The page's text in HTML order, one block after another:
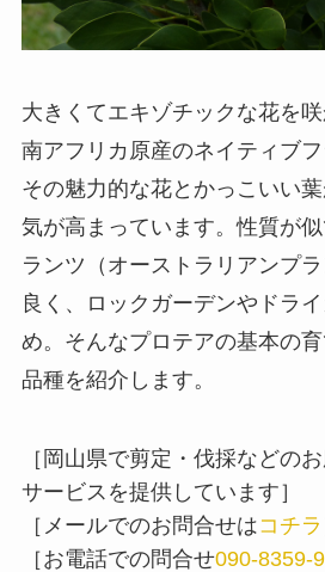
大きくてエキゾチックな花を咲
南アフリカ原産のネイティブ
その魅力的な花とかっこいい
気が高まっています。性質が
ランツ（オーストラリアンプ
良く、ロックガーデンやドラ
め。そんなプロテアの基本の
品種を紹介します。
［岡山県で剪定・伐採などの
サービスを提供しています］
［メールでのお問合せはコチラ
［お電話での問合せ090-8359-